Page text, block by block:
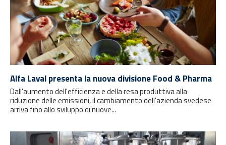
Alfa Laval presenta la nuova divisione Food & Pharma
Dall'aumento dell'efficienza e della resa produttiva alla
riduzione delle emissioni, il cambiamento dell'azienda svedese
arriva fino allo sviluppo di nuove...